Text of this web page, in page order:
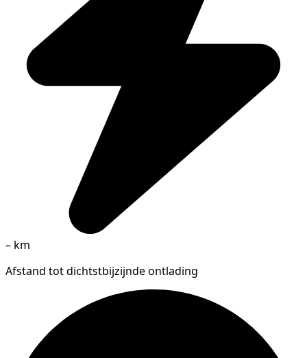
– km
Afstand tot dichtstbijzijnde ontlading